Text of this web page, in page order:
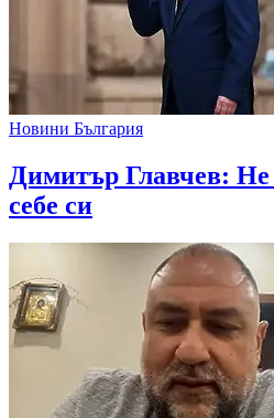
Новини България
Димитър Главчев:
себе си